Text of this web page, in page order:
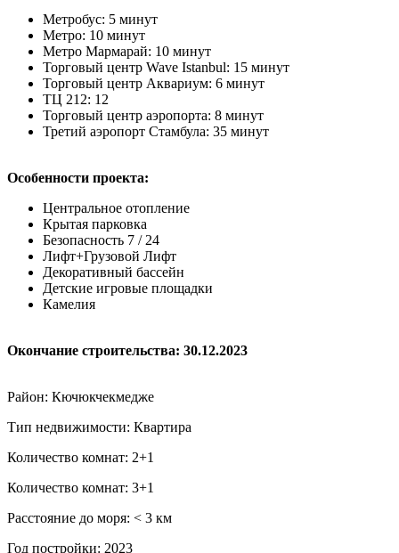
Метробус: 5 минут
Метро: 10 минут
Метро Мармарай: 10 минут
Торговый центр Wave Istanbul: 15 минут
Торговый центр Аквариум: 6 минут
ТЦ 212: 12
Торговый центр аэропорта: 8 минут
Третий аэропорт Стамбула: 35 минут
Особенности проекта:
Центральное отопление
Крытая парковка
Безопасность 7 / 24
Лифт+Грузовой Лифт
Декоративный бассейн
Детские игровые площадки
Камелия
Окончание строительства: 30.12.2023
Район: Кючюкчекмедже
Тип недвижимости: Квартира
Количество комнат: 2+1
Количество комнат: 3+1
Расстояние до моря: ˂ 3 км
Год постройки: 2023